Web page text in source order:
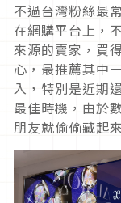
不過台灣粉絲最
在網購平台上，
來源的賣家，買
心，最推薦其中
入，特別是近期
最佳時機，由於
朋友就偷偷藏起